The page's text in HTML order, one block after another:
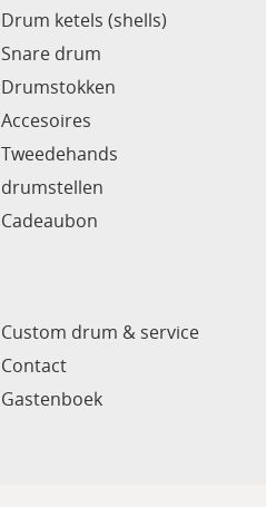
Drum ketels (shells)
Snare drum
Drumstokken
Accesoires
Tweedehands
drumstellen
Cadeaubon
Custom drum & service
Contact
Gastenboek